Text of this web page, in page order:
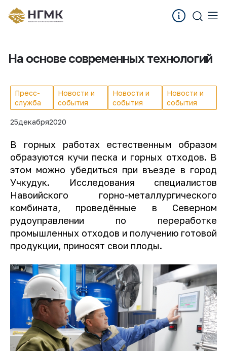
На основе современных технологий
Пресс-
служба
Новости и
события
Новости и
события
Новости и
события
25декабря2020
В горных работах естественным образом
образуются кучи песка и горных отходов. В
этом можно убедиться при въезде в город
Учкудук. Исследования специалистов
Навоийского горно-металлургического
комбината, проведённые в Северном
рудоуправлении по переработке
промышленных отходов и получению готовой
продукции, приносят свои плоды.